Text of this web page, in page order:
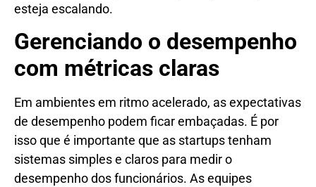
esteja escalando.
Gerenciando o desempenho
com métricas claras
Em ambientes em ritmo acelerado, as expectativas
de desempenho podem ficar embaçadas. É por
isso que é importante que as startups tenham
sistemas simples e claros para medir o
desempenho dos funcionários. As equipes